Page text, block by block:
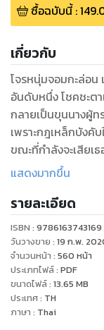
ซื้อฉบับนี้:
เกี่ยวกับ
โจรหนุ่มจอมกะล่อ
อันดับหนึ่ง โชคชะต
กลายเป็นขุนนางผู้ท
เพราะกฎเหล็กบังคั
ขณะที่กำลังจะเสียเธ
มา
แสดงมากขึ้น
รายละเอียด
ISBN : 9786163743169
วันวางขาย : 19 ก.พ.
จำนวนหน้า : 560 หน้า
ประเภทไฟล์: PDF
ขนาดไฟล์: 13.65 MB
ประเทศ: TH
ภาษา : Thai